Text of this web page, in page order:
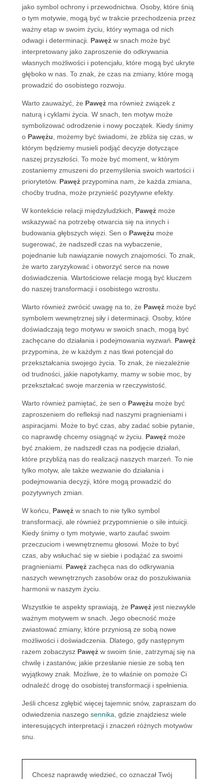
jako symbol ochrony i przewodnictwa. Osoby, które śnią
o tym motywie, mogą być w trakcie przechodzenia przez
ważny etap w swoim życiu, który wymaga od nich
odwagi i determinacji. Pawężw snach może być
interpretowany jako zaproszenie do odkrywania
własnych możliwości i potencjału, które mogą być ukryte
głęboko w nas. To znak, że czas na zmiany, które mogą
prowadzić do osobistego rozwoju.
Warto zauważyć, że Pawężma również związek z
naturą i cyklami życia. W snach, ten motyw może
symbolizować odrodzenie i nowy początek. Kiedy śnimy
o Pawężu , możemy być świadomi, że zbliża się czas, w
którym będziemy musieli podjąć decyzje dotyczące
naszej przyszłości. To może być moment, w którym
zostaniemy zmuszeni do przemyślenia swoich wartości i
priorytetów. Pawężprzypomina nam, że każda zmiana,
choćby trudna, może przynieść pozytywne efekty.
W kontekście relacji międzyludzkich, Pawężmoże
wskazywać na potrzebę otwarcia się na innych i
budowania głębszych więzi. Sen o Pawężu może
sugerować, że nadszedł czas na wybaczenie,
pojednanie lub nawiązanie nowych znajomości. To znak,
że warto zaryzykować i otworzyć serce na nowe
doświadczenia. Wartościowe relacje mogą być kluczem
do naszej transformacji i osobistego wzrostu.
Warto również zwrócić uwagę na to, że Pawężmoże być
symbolem wewnętrznej siły i determinacji. Osoby, które
doświadczają tego motywu w swoich snach, mogą być
zachęcane do działania i podejmowania wyzwań. Pawęż
przypomina, że w każdym z nas tkwi potencjał do
przekształcania swojego życia. To znak, że niezależnie
od trudności, jakie napotykamy, mamy w sobie moc, by
przekształcać swoje marzenia w rzeczywistość.
Warto również pamiętać, że sen o Pawężu może być
zaproszeniem do refleksji nad naszymi pragnieniami i
aspiracjami. Może to być czas, aby zadać sobie pytanie,
co naprawdę chcemy osiągnąć w życiu. Pawężmoże
być znakiem, że nadszedł czas na podjęcie działań,
które przybliżą nas do realizacji naszych marzeń. To nie
tylko motyw, ale także wezwanie do działania i
podejmowania decyzji, które mogą prowadzić do
pozytywnych zmian.
W końcu, Pawężw snach to nie tylko symbol
transformacji, ale również przypomnienie o sile intuicji.
Kiedy śnimy o tym motywie, warto zaufać swoim
przeczuciom i wewnętrznemu głosowi. Może to być
czas, aby wsłuchać się w siebie i podążać za swoimi
pragnieniami. Pawężzachęca nas do odkrywania
naszych wewnętrznych zasobów oraz do poszukiwania
harmonii w naszym życiu.
Wszystkie te aspekty sprawiają, że Pawężjest niezwykle
ważnym motywem w snach. Jego obecność może
zwiastować zmiany, które przyniosą ze sobą nowe
możliwości i doświadczenia. Dlatego, gdy następnym
razem zobaczysz Pawężw swoim śnie, zatrzymaj się na
chwilę i zastanów, jakie przesłanie niesie ze sobą ten
wyjątkowy znak. Możliwe, że to właśnie on pomoże Ci
odnaleźć drogę do osobistej transformacji i spełnienia.
Jeśli chcesz zgłębić więcej tajemnic snów, zapraszam do
odwiedzenia naszego sennika , gdzie znajdziesz wiele
interesujących interpretacji i znaczeń różnych motywów
snu.
Chcesz naprawdę wiedzieć, co oznaczał Twój